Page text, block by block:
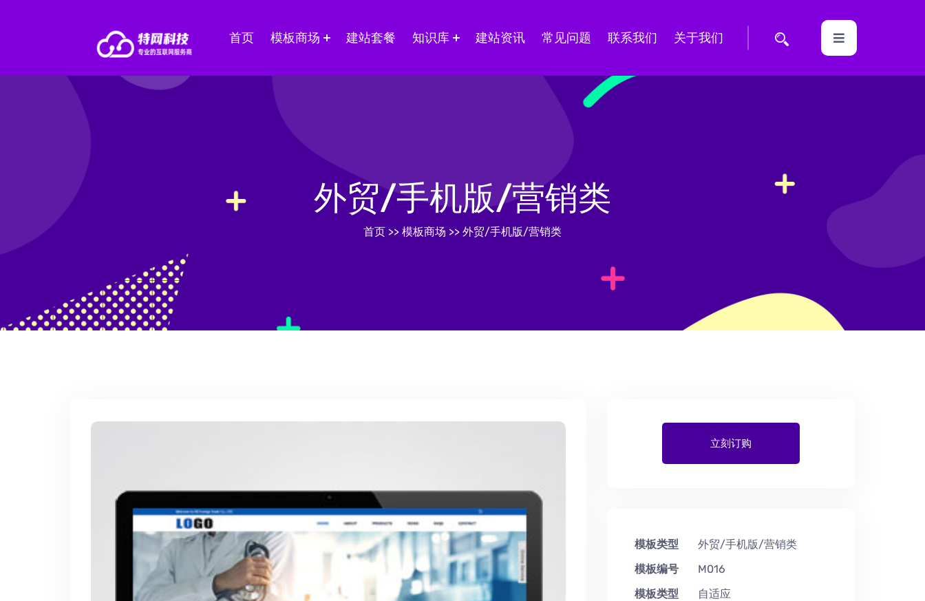
首页 模板商场 建站套餐 知识库 建站资讯 常见问题 联系我们 关于我们
外贸/手机版/营销类
首页 >> 模板商场 >> 外贸/手机版/营销类
立刻订购
模板类型
外贸/手机版/营销类
模板编号
M016
模板类型
自适应